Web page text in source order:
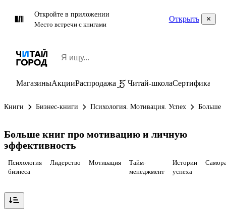
Откройте в приложении
Место встречи с книгами
Открыть
МагазиныАкцииРаспродажа Читай-школаСертификаты
Книги Бизнес-книги Психология. Мотивация. Успех Больше
Больше книг про мотивацию и личную
эффективность
Психология
бизнеса
Лидерство Мотивация
Тайм-
менеджмент
Истории
успеха